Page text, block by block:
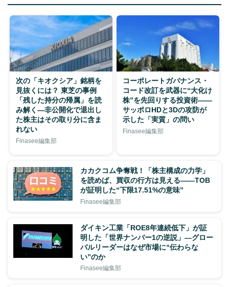
次の「キオクシア」銘柄を
見抜くには？ 東芝の事例
「残した持分の帰属」を読
み解く—非公開化で退出し
た株主はその取り分に含ま
れない
Finasee編集部
コーポレートガバナンス・
コード改訂を武器に“大化け
株”を先回りする投資術——
サッポロHDと3Dの攻防が
示した「実質」の問い
Finasee編集部
カカクコム争奪戦！「株主構成の力学」
を読めば、買収の行方は見える——TOB
が証明した“下限17.51%の意味”
Finasee編集部
ダイキン工業「ROE8年連続低下」が証
明した「世界ナンバー1の逆説」—グロー
バルリーダーはなぜ市場に“伝わらな
い”のか
Finasee編集部